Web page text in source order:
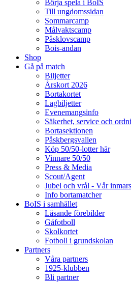
Börja spela i BoIS
Till ungdomssidan
Sommarcamp
Målvaktscamp
Påsklovscamp
Bois-andan
Shop
Gå på match
Biljetter
Årskort 2026
Bortakortet
Lagbiljetter
Evenemangsinfo
Säkerhet, service och
Bortasektionen
Påskbergsvallen
Köp 50/50-lotter här
Vinnare 50/50
Press & Media
Scout/Agent
Jubel och vrål - Vår
Info bortamatcher
BoIS i samhället
Läsande förebilder
Gåfotboll
Skolkortet
Fotboll i grundskolan
Partners
Våra partners
1925-klubben
Bli partner